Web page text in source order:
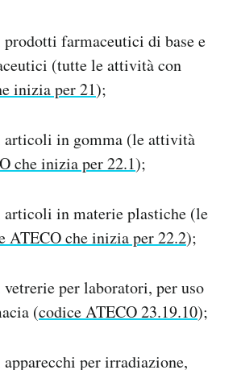
farmaceutici di base e
(tutte le attività con
inizia per 21);
articoli in gomma (le attività
che inizia per 22.1);
articoli in materie plastiche (le
ATECO che inizia per 22.2);
per laboratori, per uso
(codice ATECO 23.19.10);
per irradiazione,